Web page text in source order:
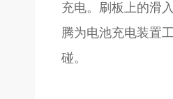
充电。刷板上的滑
腾为电池充电装置
碰。